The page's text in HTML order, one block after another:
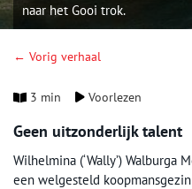
naar het Gooi trok.
← Vorig verhaal
3 min Voorlezen
Geen uitzonderlijk talent
Wilhelmina (‘Wally’) Walburga
een welgesteld